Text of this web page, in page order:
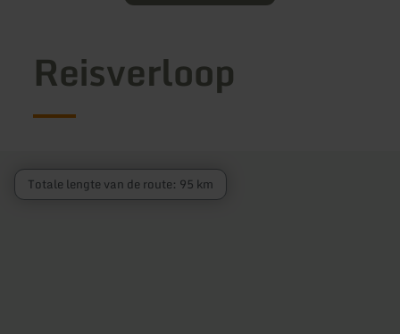
Reisverloop
Totale lengte van de route: 95 km